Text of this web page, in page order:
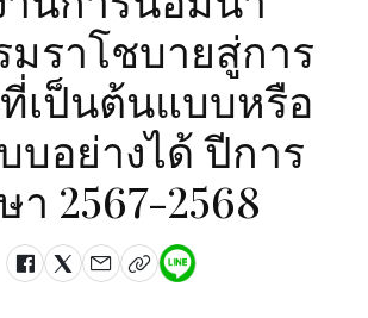
มราโชบายสู่การ
เป็นต้นแบบหรือ
บอย่างได้ ปีการ
า 2567-2568